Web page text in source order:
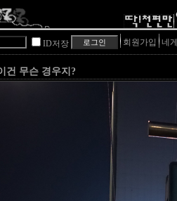
ID저장 회원가입 네
건 무슨 경우지?